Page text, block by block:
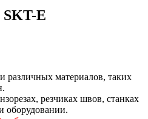
E
различных материалов, таких
резчиках швов, станках
оборудовании.